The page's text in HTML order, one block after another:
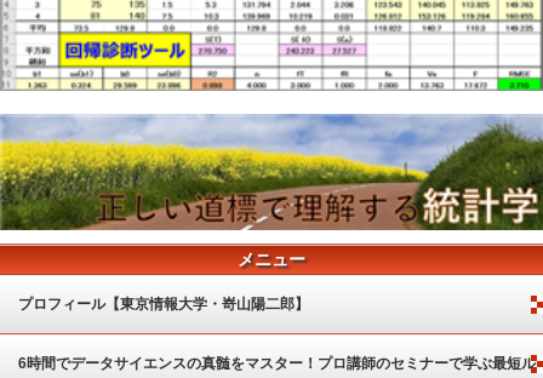
メニュー
プロフィール【東京情報大学・嵜山陽二郎】
6時間でデータサイエンスの真髄をマスター！プロ講師のセミナーで学ぶ最短ル